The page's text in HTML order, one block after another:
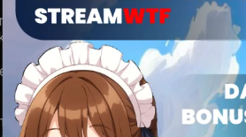
Kantor Dayu pasti sudah
mini.
kebanyakan dari mereka terlihat
mereka.
tadi, saat kulihat isteriku sedang